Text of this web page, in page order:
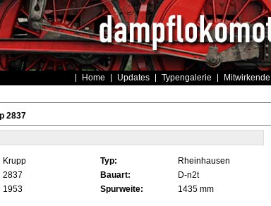
Home Updates Typengalerie Mitwirkende
2837
Krupp Typ: Rheinhausen
2837 Bauart: D-n2t
1953 Spurweite: 1435 mm